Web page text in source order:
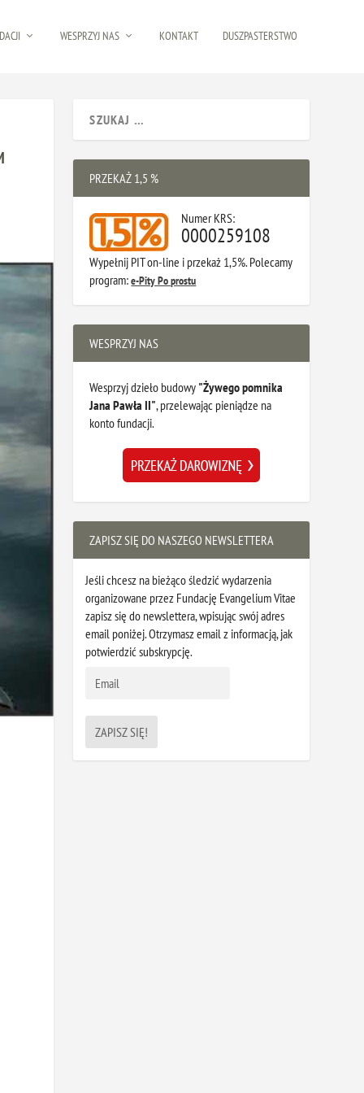
WESPRZYJ NAS KONTAKT DUSZPASTERSTWO
PRZEKAŻ 1,5 %
Numer KRS:
0000259108
Wypełnij PIT on-line i przekaż 1,5%. Polecamy
program:e-Pity Po prostu
WESPRZYJ NAS
Wesprzyj dzieło budowy "Żywego pomnika
Jana Pawła II", przelewając pieniądze na
konto fundacji.
ZAPISZ SIĘ DO NASZEGO NEWSLETTERA
Jeśli chcesz na bieżąco śledzić wydarzenia
organizowane przez Fundację Evangelium Vitae
zapisz się do newslettera, wpisując swój adres
email poniżej. Otrzymasz email z informacją, jak
potwierdzić subskrypcję.